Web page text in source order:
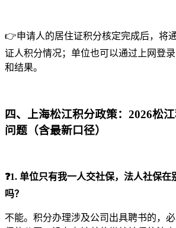
👉申请人的居住证积分核定完成后，将
证人积分情况；单位也可以通过上网登
和结果。
四、上海松江积分政策：2026松
问题（含最新口径）
❓1. 单位只有我一人交社保，法人社保
吗？
不能。积分办理涉及公司出具聘书的，